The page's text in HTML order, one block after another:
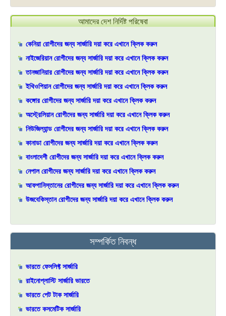
আমাদের দেশ নির্দিষ্ট পরিষেবা
কেনিয়া রোগীদের জন্য সার্জারি দয়া করে এখানে ক্লিক করুন
নাইজেরিয়ান রোগীদের জন্য সার্জারি দয়া করে এখানে ক্লিক করুন
তানজানিয়ার রোগীদের জন্য সার্জারি দয়া করে এখানে ক্লিক করুন
ইথিওপিয়ান রোগীদের জন্য সার্জারি দয়া করে এখানে ক্লিক করুন
কঙ্গোর রোগীদের জন্য সার্জারি দয়া করে এখানে ক্লিক করুন
অস্ট্রেলিয়ান রোগীদের জন্য সার্জারি দয়া করে এখানে ক্লিক করুন
নিউজিল্যান্ড রোগীদের জন্য সার্জারি দয়া করে এখানে ক্লিক করুন
কানাডা রোগীদের জন্য সার্জারি দয়া করে এখানে ক্লিক করুন
বাংলাদেশী রোগীদের জন্য সার্জারি দয়া করে এখানে ক্লিক করুন
নেপাল রোগীদের জন্য সার্জারি দয়া করে এখানে ক্লিক করুন
আফগানিস্তানের রোগীদের জন্য সার্জারি দয়া করে এখানে ক্লিক করুন
উজবেকিস্তান রোগীদের জন্য সার্জারি দয়া করে এখানে ক্লিক করুন
সম্পর্কিত নিবন্ধ
ভারতে ফেসলিফ্ট সার্জারি
রাইনোপ্লাস্টি সার্জারি ভারতে
ভারতে পেট টাক সার্জারি
ভারতে কসমেটিক সার্জারি